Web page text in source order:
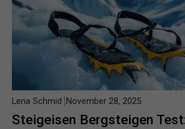
Steigeisen Bergsteigen
Lena Schmid November 28, 2025